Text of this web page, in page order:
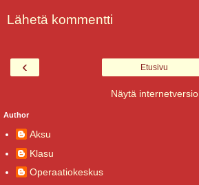
Lähetä kommentti
‹ Etusivu
Näytä internetversio
Author
Aksu
Klasu
Operaatiokeskus